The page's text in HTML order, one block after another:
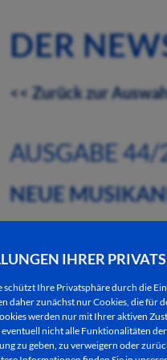
IHRER
schützt Ihre Privatsphäre durch die
daher zunächst nur Cookies, die für
werden nur mit Ihrer aktiven
nicht alle Funktionalitäten
zu geben, zu verweigern oder
DER
<< Zurück zur
AUSGABE
NEUE
Eine professionelle
Stadtjugendpflege im
Die Jugendlichen der